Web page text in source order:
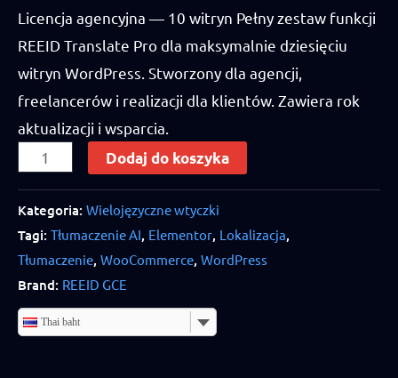
ratings
Licencja agencyjna — 10 witryn Pełny zestaw funkcji
REEID Translate Pro dla maksymalnie dziesięciu
witryn WordPress. Stworzony dla agencji,
freelancerów i realizacji dla klientów. Zawiera rok
aktualizacji i wsparcia.
REEID
Pro
—
Licencja
agencyjna
quantity
Dodaj do koszyka
Kategoria: Wielojęzyczne wtyczki
Tagi: Tłumaczenie AI, Elementor, Lokalizacja,
Tłumaczenie, WooCommerce, WordPress
Brand: REEID GCE
Thai baht